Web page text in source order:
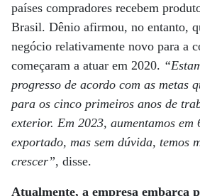
países compradores recebem
Brasil. Dênio afirmou, no entanto,
negócio relativamente novo para a
começaram a atuar em 2020.
progresso de acordo com as metas
para os cinco primeiros anos de
exterior. Em 2023, aumentamos em
exportado, mas sem dúvida, temos
crescer”, disse.
Atualmente, a empresa embarca